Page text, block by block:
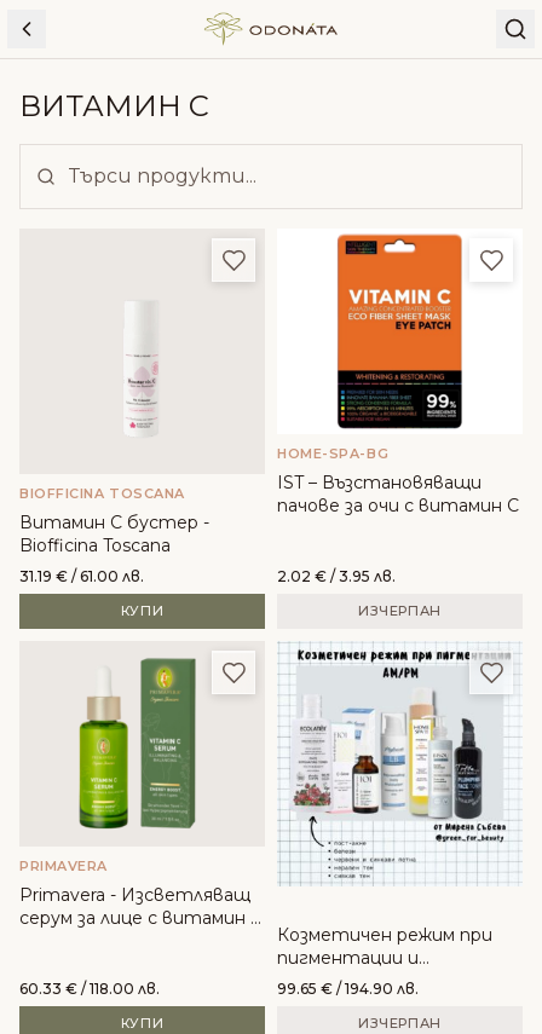
Skip to content
ВИТАМИН С
Добави в любими
BIOFFICINA TOSCANA
Витамин C бустер -
Biofficina Toscana
31.19 € / 61.00 лв.
КУПИ
HOME-SPA-BG
IST – Възстановяващи
пачове за очи с витамин С
2.02 € / 3.95 лв.
ИЗЧЕРПАН
Добави в любими
PRIMAVERA
Primavera - Изсветляващ
серум за лице с витамин C
60.33 € / 118.00 лв.
КУПИ
Козметичен режим при
пигментации и
изравняване на тена
99.65 € / 194.90 лв.
ИЗЧЕРПАН